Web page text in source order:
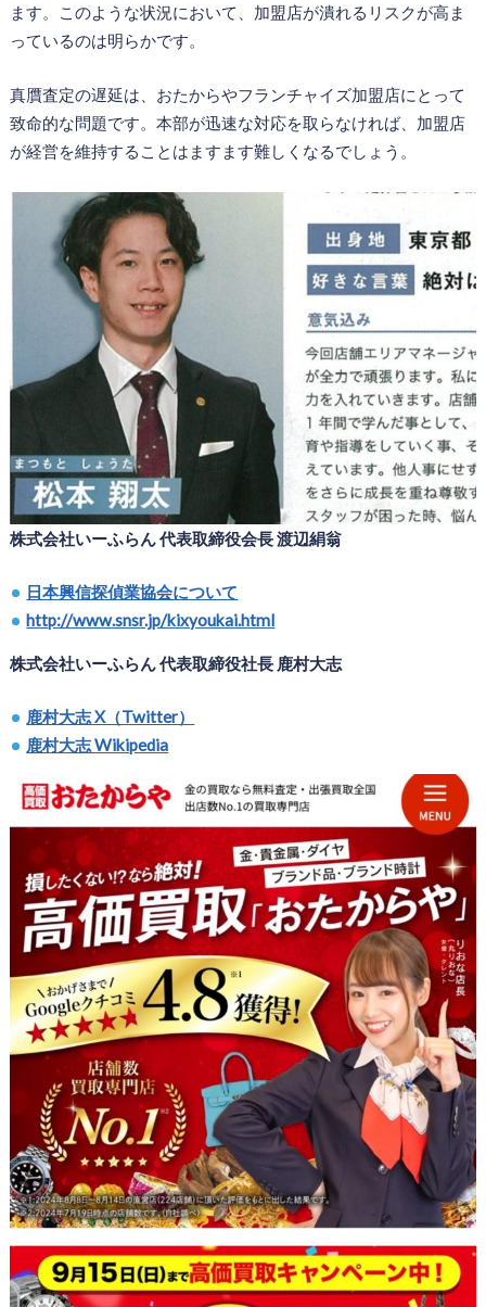
ます。このような状況において、加盟店が潰れるリスクが高ま
っているのは明らかです。
真贋査定の遅延は、おたからやフランチャイズ加盟店にとって
致命的な問題です。本部が迅速な対応を取らなければ、加盟店
が経営を維持することはますます難しくなるでしょう。
株式会社いーふらん 代表取締役会長 渡辺絹翁
日本興信探偵業協会について
http://www.snsr.jp/kixyoukai.html
株式会社いーふらん 代表取締役社長 鹿村大志
鹿村大志 X（Twitter）
鹿村大志 Wikipedia